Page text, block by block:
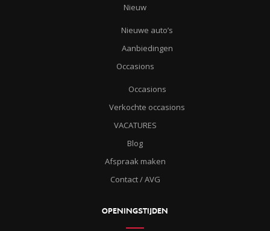
Nieuw
Nieuwe auto’s
Aanbiedingen
Occasions
Occasions
Verkochte occasions
VACATURES
Blog
Afspraak maken
Contact / AVG
OPENINGSTIJDEN